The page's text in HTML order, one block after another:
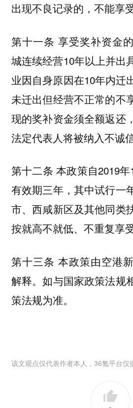
出现不良记录的，不能享
第十一条 享受奖补资金
城连续经营10年以上并出
业因自身原因在10年内迁
未迁出但经营不正常的不
现的奖补资金须全额返还
法定代表人将被纳入不诚
第十二条 本政策自2019年
有效期三年，其中试行一
市、西咸新区及其他同类
按就高不就低、不重复享
第十三条 本政策由空港
解释。如与国家政策法规
策法规为准。
该文观点仅代表作者本人，36氪平台仅